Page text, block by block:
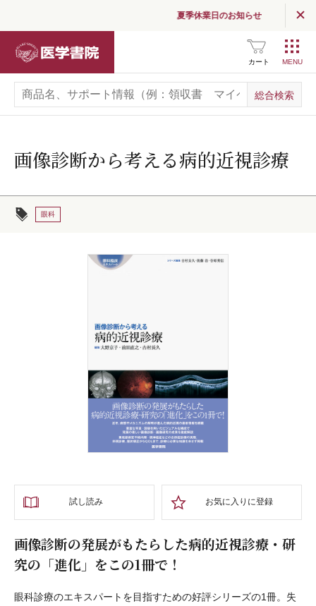
夏季休業日のお知らせ
カート
画像診断から考える病的近視診療
眼科
試し読み お気に入りに登録
画像診断の発展がもたらした病的近視診療・研
究の「進化」をこの1冊で！
眼科診療のエキスパートを目指すための好評シリーズの1冊。失